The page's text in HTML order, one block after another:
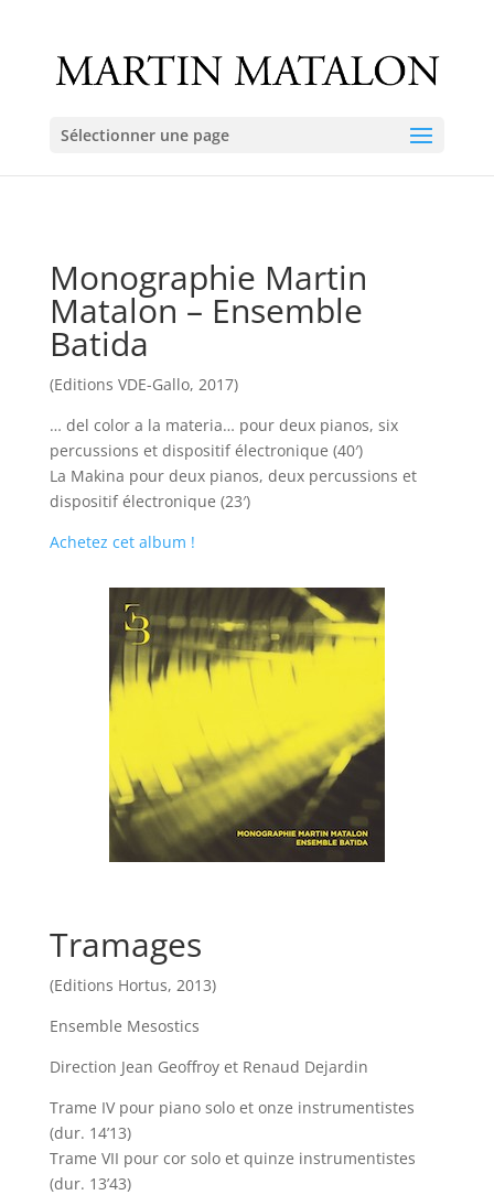
Sélectionner une page
Monographie Martin
Matalon – Ensemble
Batida
(Editions VDE-Gallo, 2017)
… del color a la materia… pour deux pianos, six
percussions et dispositif électronique (40′)
La Makina pour deux pianos, deux percussions et
dispositif électronique (23′)
Achetez cet album !
Tramages
(Editions Hortus, 2013)
Ensemble Mesostics
Direction Jean Geoffroy et Renaud Dejardin
Trame IV pour piano solo et onze instrumentistes
(dur. 14’13)
Trame VII pour cor solo et quinze instrumentistes
(dur. 13’43)